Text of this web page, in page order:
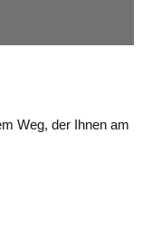
Weg, der Ihnen am